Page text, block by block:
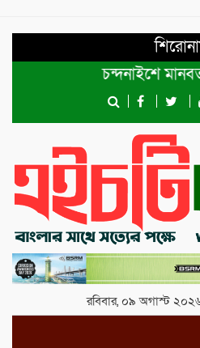
চন্দনাইশে মানবতার
রবিবার, ০৯ অগাস্ট